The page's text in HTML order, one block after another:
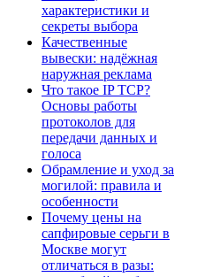
характеристики и
секреты выбора
Качественные
вывески: надёжная
наружная реклама
Что такое IP TCP?
Основы работы
протоколов для
передачи данных и
голоса
Обрамление и уход за
могилой: правила и
особенности
Почему цены на
сапфировые серьги в
Москве могут
отличаться в разы: